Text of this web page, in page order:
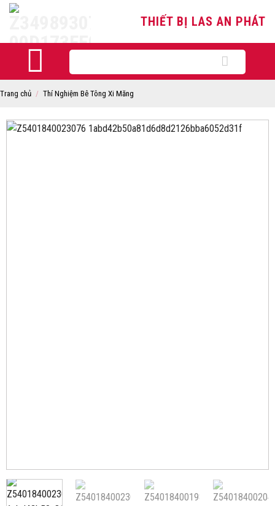
Skip
THIẾT BỊ LAS AN PHÁT
kiếm:
Trang chủ / Thí Nghiệm Bê Tông Xi Măng